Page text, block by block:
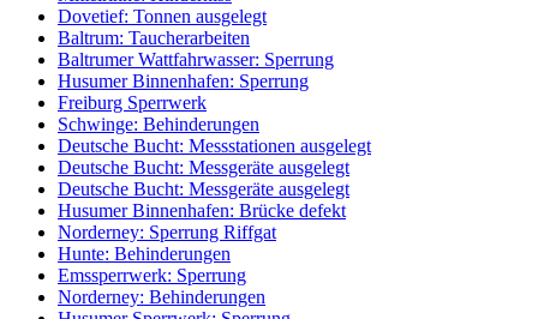
Dovetief: Tonnen ausgelegt
Baltrum: Taucherarbeiten
Baltrumer Wattfahrwasser: Sperrung
Husumer Binnenhafen: Sperrung
Freiburg Sperrwerk
Schwinge: Behinderungen
Deutsche Bucht: Messstationen ausgelegt
Deutsche Bucht: Messgeräte ausgelegt
Deutsche Bucht: Messgeräte ausgelegt
Husumer Binnenhafen: Brücke defekt
Norderney: Sperrung Riffgat
Hunte: Behinderungen
Emssperrwerk: Sperrung
Norderney: Behinderungen